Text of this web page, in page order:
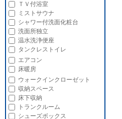
ＴＶ付浴室
ミストサウナ
シャワー付洗面化粧台
洗面所独立
温水洗浄便座
タンクレストイレ
エアコン
床暖房
ウォークインクローゼット
収納スペース
床下収納
トランクルーム
シューズボックス